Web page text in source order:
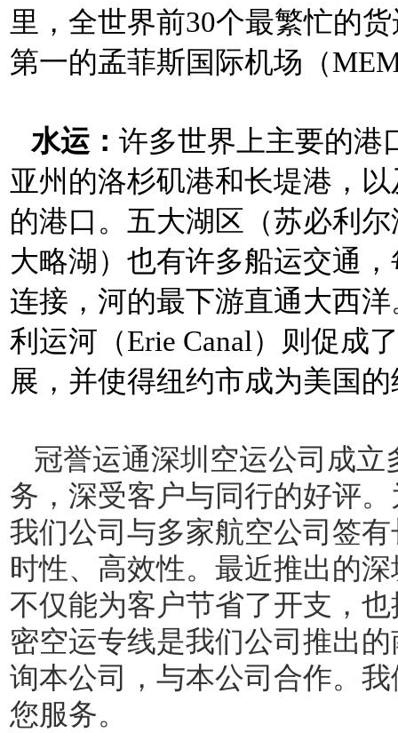
里，全世界前30个最繁忙的
第一的孟菲斯国际机场（
水运： 许多世界上主要的港
亚州的洛杉矶港和长堤港，
的港口。五大湖区（苏必利
大略湖）也有许多船运交通
连接，河的最下游直通大西
利运河（Erie Canal）则促成
展，并使得纽约市成为美国
冠誉运通深圳空运公司成立
务，深受客户与同行的好评
我们公司与多家航空公司签
时性、高效性。最近推出的
不仅能为客户节省了开支，
密空运专线是我们公司推出
询本公司，与本公司合作。我
您服务。